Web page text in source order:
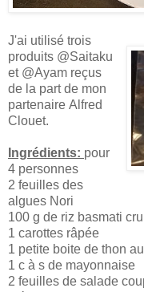
J'ai utilisé trois
produits @Saitaku
et @Ayam reçus
de la part de mon
partenaire Alfred
Clouet.
Ingrédients: pour
4 personnes
2 feuilles des
algues Nori
100 g de riz basmati
1 carottes râpée
1 petite boite de thon
1 c à s de mayonnaise
2 feuilles de salade